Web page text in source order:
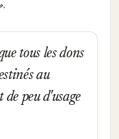
.
tous les dons
au
de peu d'usage